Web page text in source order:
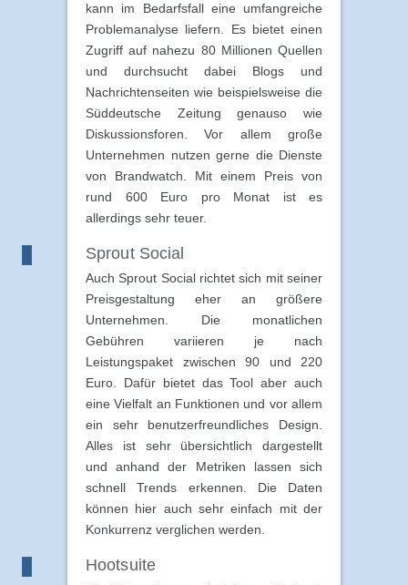
kann im Bedarfsfall eine umfangreiche
Problemanalyse liefern. Es bietet einen
Zugriff auf nahezu 80 Millionen Quellen
und durchsucht dabei Blogs und
Nachrichtenseiten wie beispielsweise die
Süddeutsche Zeitung genauso wie
Diskussionsforen. Vor allem große
Unternehmen nutzen gerne die Dienste
von Brandwatch. Mit einem Preis von
rund 600 Euro pro Monat ist es
allerdings sehr teuer.
Sprout Social
Auch Sprout Social richtet sich mit seiner
Preisgestaltung eher an größere
Unternehmen. Die monatlichen
Gebühren variieren je nach
Leistungspaket zwischen 90 und 220
Euro. Dafür bietet das Tool aber auch
eine Vielfalt an Funktionen und vor allem
ein sehr benutzerfreundliches Design.
Alles ist sehr übersichtlich dargestellt
und anhand der Metriken lassen sich
schnell Trends erkennen. Die Daten
können hier auch sehr einfach mit der
Konkurrenz verglichen werden.
Hootsuite